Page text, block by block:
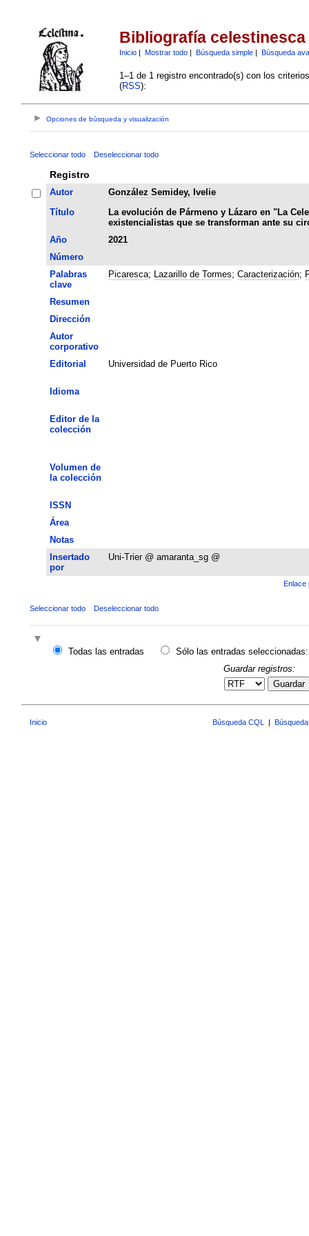
Bibliografía celestinesca
Inicio| Mostrar todo| Búsqueda simple| Búsqueda
1–1 de 1 registro encontrado(s) con los
(RSS):
Opciones de búsqueda y visualización
Seleccionar todo Deseleccionar todo
Registro
Autor
González Semidey, Ivelie
Título
La evolución de Pármeno y Lázaro en "La
existencialistas que se transforman ante su
Año
2021
Número
Palabras
clave
Picaresca; Lazarillo de Tormes; Caracterización;
Resumen
Dirección
Autor
corporativo
Editorial
Universidad de Puerto Rico
Idioma
Editor de la
colección
Volumen de
la colección
ISSN
Área
Notas
Insertado
por
Uni-Trier @ amaranta_sg @
Enlace
Seleccionar todo Deseleccionar todo
Todas las entradas
Sólo las entradas seleccionadas:
Guardar registros:
Guardar
Inicio Búsqueda CQL